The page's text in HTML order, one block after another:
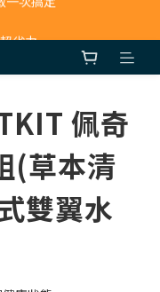
佩奇
(草本清
雙翼水